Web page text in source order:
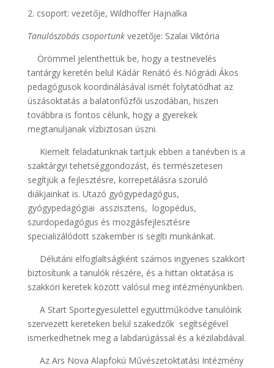
2. csoport: vezetője, Wildhoffer Hajnalka
Tanulószobás csoportunkvezetője: Szalai Viktória
Örömmel jelenthettük be, hogy a testnevelés
tantárgy keretén belül Kádár Renátó és Nógrádi Ákos
pedagógusok koordinálásával ismét folytatódhat az
úszásoktatás a balatonfűzfői uszodában, hiszen
továbbra is fontos célunk, hogy a gyerekek
megtanuljanak vízbiztosan úszni.
Kiemelt feladatunknak tartjuk ebben a tanévben is a
szaktárgyi tehetséggondozást, és természetesen
segítjük a fejlesztésre, korrepetálásra szoruló
diákjainkat is. Utazó gyógypedagógus,
gyógypedagógiai asszisztens, logopédus,
szurdopedagógus és mozgásfejlesztésre
specializálódott szakember is segíti munkánkat.
Délutáni elfoglaltságként számos ingyenes szakkört
biztosítunk a tanulók részére, és a hittan oktatása is
szakköri keretek között valósul meg intézményünkben.
A Start Sportegyesülettel együttműködve tanulóink
szervezett kereteken belül szakedzők segítségével
ismerkedhetnek meg a labdarúgással és a kézilabdával.
Az Ars Nova Alapfokú Művészetoktatási Intézmény